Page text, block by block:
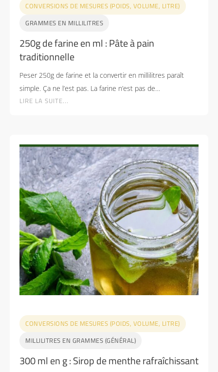
CONVERSIONS DE MESURES (POIDS, VOLUME, LITRE)
GRAMMES EN MILLILITRES
250g de farine en ml : Pâte à pain
traditionnelle
Peser 250g de farine et la convertir en millilitres paraît
simple. Ça ne l’est pas. La farine n’est pas de…
LIRE LA SUITE...
CONVERSIONS DE MESURES (POIDS, VOLUME, LITRE)
MILLILITRES EN GRAMMES (GÉNÉRAL)
300 ml en g : Sirop de menthe rafraîchissant